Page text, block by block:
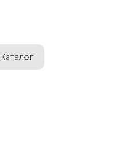
Каталог